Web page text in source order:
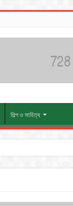
শিল্প ও সাহিত্য